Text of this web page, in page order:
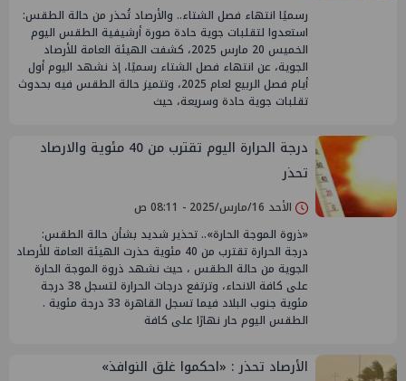
رسميًا انتهاء فصل الشتاء.. والأرصاد تُحذر من حالة الطقس:
استعدوا لتقلبات جوية حادة صورة أرشيفية الطقس اليوم
الخميس 20 مارس 2025، كشفت الهيئة العامة للأرصاد
الجوية، عن انتهاء فصل الشتاء رسميًا، إذ نشهد اليوم أول
أيام فصل الربيع لعام 2025، وتتميز حالة الطقس فيه بحدوث
تقلبات جوية حادة وسريعة، حيث
درجة الحرارة اليوم تقترب من 40 مئوية والارصاد
تحذر
الأحد 16/مارس/2025 - 08:11 ص
«ذروة الموجة الحارة».. تحذير شديد بشأن حالة الطقس:
درجة الحرارة تقترب من 40 مئوية حذرت الهيئة العامة للأرصاد
الجوية من حالة الطقس ، حيث نشهد ذروة الموجة الحارة
على كافة الانحاء، وترتفع درجات الحرارة لتسجل 38 درجة
مئوية جنوب البلاد فيما تسجل القاهرة 33 درجة مئوية .
الطقس اليوم حار نهارًا على كافة
الأرصاد تحذر : «احكموا غلق النوافذ»